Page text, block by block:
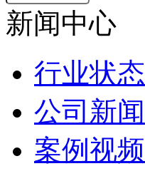
新闻中心
行业状态
公司新闻
案例视频